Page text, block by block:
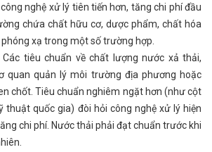
nghệ xử lý tiên tiến hơn, tăng chi phí đầu
chứa chất hữu cơ, dược phẩm, chất hóa
xạ trong một số trường hợp.
Các tiêu chuẩn về chất lượng nước xả thải,
quan quản lý môi trường địa phương hoặc
chốt. Tiêu chuẩn nghiêm ngặt hơn (như cột
thuật quốc gia) đòi hỏi công nghệ xử lý hiện
chi phí. Nước thải phải đạt chuẩn trước khi